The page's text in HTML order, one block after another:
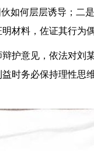
如何层层诱导；二
材料，佐证其行为偶
护意见，依法对刘
时务必保持理性思